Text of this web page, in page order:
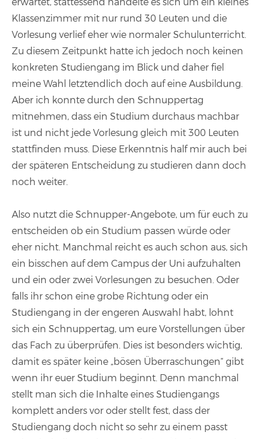
Klassenzimmer mit nur rund 30 Leuten und die
Vorlesung verlief eher wie normaler Schulunterricht.
Zu diesem Zeitpunkt hatte ich jedoch noch keinen
konkreten Studiengang im Blick und daher fiel
meine Wahl letztendlich doch auf eine Ausbildung.
Aber ich konnte durch den Schnuppertag
mitnehmen, dass ein Studium durchaus machbar
ist und nicht jede Vorlesung gleich mit 300 Leuten
stattfinden muss. Diese Erkenntnis half mir auch bei
der späteren Entscheidung zu studieren dann doch
noch weiter.
Also nutzt die Schnupper-Angebote, um für euch zu
entscheiden ob ein Studium passen würde oder
eher nicht. Manchmal reicht es auch schon aus, sich
ein bisschen auf dem Campus der Uni aufzuhalten
und ein oder zwei Vorlesungen zu besuchen. Oder
falls ihr schon eine grobe Richtung oder ein
Studiengang in der engeren Auswahl habt, lohnt
sich ein Schnuppertag, um eure Vorstellungen über
das Fach zu überprüfen. Dies ist besonders wichtig,
damit es später keine „bösen Überraschungen“ gibt
wenn ihr euer Studium beginnt. Denn manchmal
stellt man sich die Inhalte eines Studiengangs
komplett anders vor oder stellt fest, dass der
Studiengang doch nicht so sehr zu einem passt